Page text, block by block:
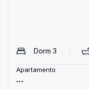
Dorm 3
Apartamento
...